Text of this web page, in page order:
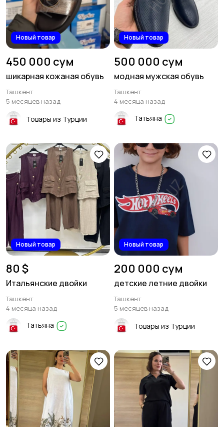
Новый товар
450 000 сум
шикарная кожаная обувь
Ташкент
5 месяцев назад
Товары из Турции
Новый товар
500 000 сум
модная мужская обувь
Ташкент
4 месяца назад
Татьяна
Новый товар
80 $
Итальянские двойки
Ташкент
4 месяца назад
Татьяна
Новый товар
200 000 сум
детские летние двойки
Ташкент
5 месяцев назад
Товары из Турции